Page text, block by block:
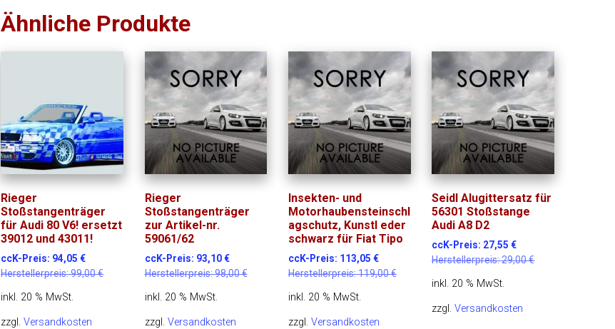
Ähnliche Produkte
Rieger
Stoßstangenträger
für Audi 80 V6! ersetzt
39012 und 43011!
ccK-Preis: 94,05€
Herstellerpreis:99,00€
inkl. 20 % MwSt.
zzgl.Versandkosten
Rieger
Stoßstangenträger
zur Artikel-nr.
59061/62
ccK-Preis: 93,10€
Herstellerpreis:98,00€
inkl. 20 % MwSt.
zzgl. Versandkosten
Insekten- und
Motorhaubensteinschl
agschutz, Kunstl eder
schwarz für Fiat Tipo
ccK-Preis: 113,05 €
Herstellerpreis:119,00€
inkl. 20 % MwSt.
zzgl. Versandkosten
Seidl Alugittersatz für
56301 Stoßstange
Audi A8 D2
ccK-Preis: 27,55€
Herstellerpreis:29,00€
inkl. 20 % MwSt.
zzgl.Versandkosten